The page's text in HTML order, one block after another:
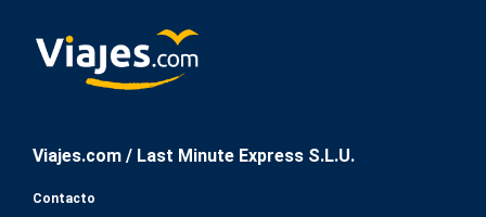
Viajes.com / Last Minute Express S.L.U.
Contacto